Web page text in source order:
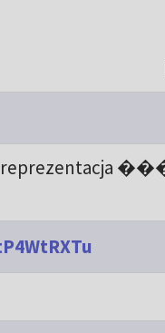
reprezentacja